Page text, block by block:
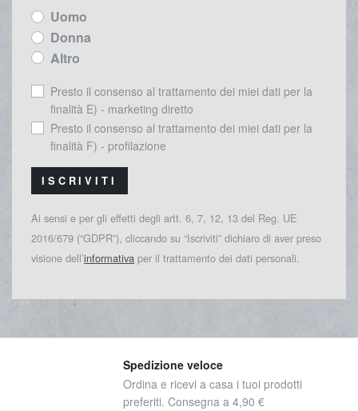
Uomo
Donna
Altro
Presto il consenso al trattamento dei miei dati per la
finalità E) - marketing diretto
Presto il consenso al trattamento dei miei dati per la
finalità F) - profilazione
ISCRIVITI
Ai sensi e per gli effetti degli artt. 6, 7, 12, 13 del Reg. UE
2016/679 (“GDPR”), cliccando su “Iscriviti” dichiaro di aver preso
visione dell’informativa per il trattamento dei dati personali.
Spedizione veloce
Ordina e ricevi a casa i tuoi prodotti
preferiti. Consegna a 4,90 €